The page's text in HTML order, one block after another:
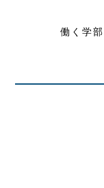
働く学